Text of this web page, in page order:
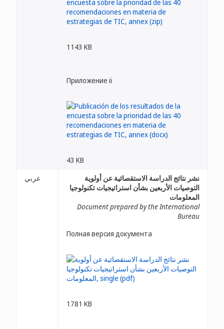
1143 KB
Приложение ii
43 KB
عربي
نشر نتائج الدراسة الاستقصائية عن أولوية
التوصيات الأربعين بشأن استراتيجيات تكنولوجيا
المعلومات
Document prepared by the International
Bureau
Полная версия документа
1781 KB